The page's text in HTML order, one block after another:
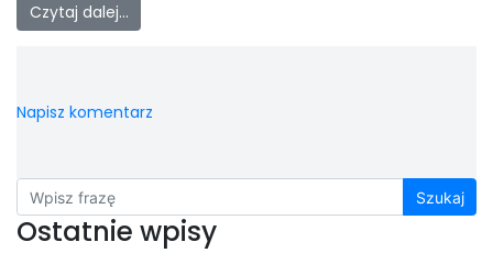
Czytaj dalej…
Napisz komentarz
Szukaj
Ostatnie wpisy